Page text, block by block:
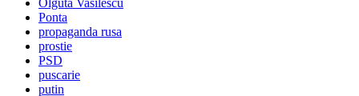
Ponta
propaganda rusa
prostie
PSD
puscarie
putin